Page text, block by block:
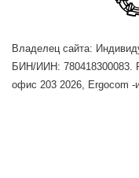
Владелец сайта:
БИН/ИИН: 780418300083.
офис 203 2026, Ergocom -